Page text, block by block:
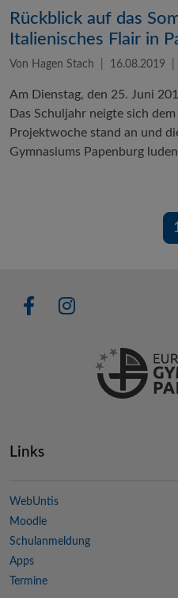
Rückblick auf das
Italienisches Flair in
Von Hagen Stach 16.08.2019
Am Dienstag, den 25. Juni
Das Schuljahr neigte sich
Projektwoche stand an und
Gymnasiums Papenburg
Links
WebUntis
Moodle
Schulanmeldung
Apps
Termine